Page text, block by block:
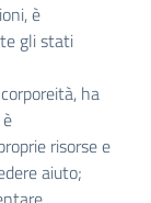
è
gli stati
ha
risorse e
aiuto;